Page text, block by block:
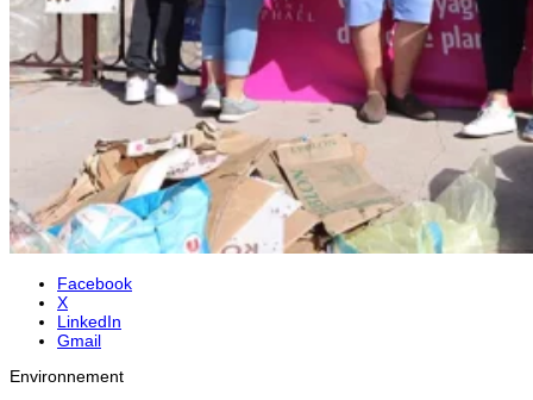
Facebook
X
LinkedIn
Gmail
Environnement